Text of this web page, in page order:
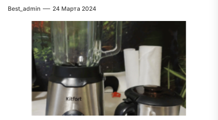
Best_admin 24 Марта 2024